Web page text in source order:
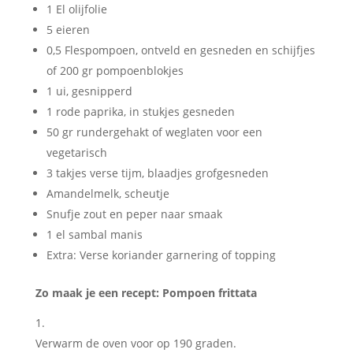
1 El olijfolie
5 eieren
0,5 Flespompoen, ontveld en gesneden en schijfjes
of 200 gr pompoenblokjes
1 ui, gesnipperd
1 rode paprika, in stukjes gesneden
50 gr rundergehakt of weglaten voor een
vegetarisch
3 takjes verse tijm, blaadjes grofgesneden
Amandelmelk, scheutje
Snufje zout en peper naar smaak
1 el sambal manis
Extra: Verse koriander garnering of topping
Zo maak je een recept: Pompoen frittata
Verwarm de oven voor op 190 graden.